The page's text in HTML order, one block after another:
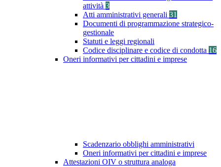
attività 3
Atti amministrativi generali 31
Documenti di programmazione strategico-
gestionale
Statuti e leggi regionali
Codice disciplinare e codice di condotta 16
Oneri informativi per cittadini e imprese
Scadenzario obblighi amministrativi
Oneri informativi per cittadini e imprese
Attestazioni OIV o struttura analoga